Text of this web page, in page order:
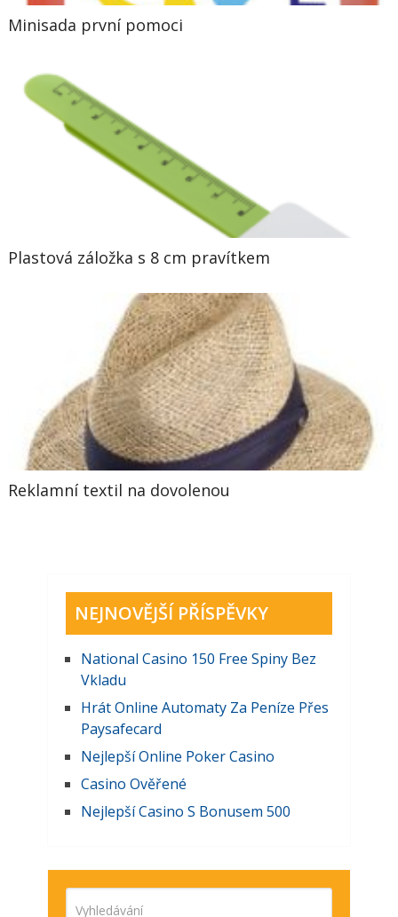
Minisada první pomoci
Plastová záložka s 8 cm pravítkem
Reklamní textil na dovolenou
NEJNOVĚJŠÍ PŘÍSPĚVKY
National Casino 150 Free Spiny Bez
Vkladu
Hrát Online Automaty Za Peníze Přes
Paysafecard
Nejlepší Online Poker Casino
Casino Ověřené
Nejlepší Casino S Bonusem 500